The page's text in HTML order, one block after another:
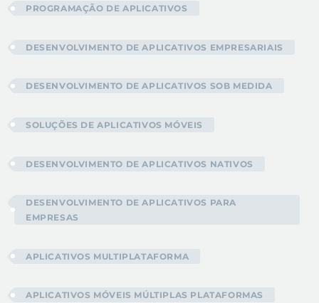
PROGRAMAÇÃO DE APLICATIVOS
DESENVOLVIMENTO DE APLICATIVOS EMPRESARIAIS
DESENVOLVIMENTO DE APLICATIVOS SOB MEDIDA
SOLUÇÕES DE APLICATIVOS MÓVEIS
DESENVOLVIMENTO DE APLICATIVOS NATIVOS
DESENVOLVIMENTO DE APLICATIVOS PARA
EMPRESAS
APLICATIVOS MULTIPLATAFORMA
APLICATIVOS MÓVEIS MÚLTIPLAS PLATAFORMAS